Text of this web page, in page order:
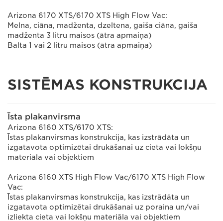
Arizona 6170 XTS/6170 XTS High Flow Vac:
Melna, ciāna, madženta, dzeltena, gaiša ciāna, gaiša
madženta 3 litru maisos (ātra apmaiņa)
Balta 1 vai 2 litru maisos (ātra apmaiņa)
SISTĒMAS KONSTRUKCIJA
Īsta plakanvirsma
Arizona 6160 XTS/6170 XTS:
Īstas plakanvirsmas konstrukcija, kas izstrādāta un
izgatavota optimizētai drukāšanai uz cieta vai lokšņu
materiāla vai objektiem
Arizona 6160 XTS High Flow Vac/6170 XTS High Flow
Vac:
Īstas plakanvirsmas konstrukcija, kas izstrādāta un
izgatavota optimizētai drukāšanai uz poraina un/vai
izliekta cieta vai lokšņu materiāla vai objektiem